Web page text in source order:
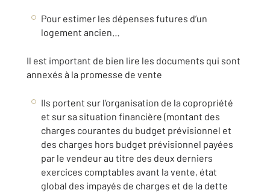
Pour estimer les dépenses futures d’un
logement ancien…
Il est important de bien lire les documents qui sont
annexés à la promesse de vente
Ils portent sur l’organisation de la copropriété
et sur sa situation financière (montant des
charges courantes du budget prévisionnel et
des charges hors budget prévisionnel payées
par le vendeur au titre des deux derniers
exercices comptables avant la vente, état
global des impayés de charges et de la dette